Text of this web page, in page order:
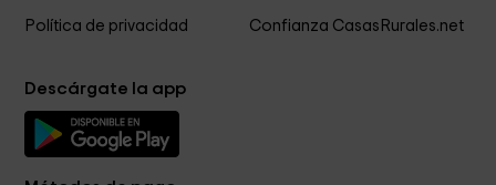
Política de privacidad Confianza CasasRurales.net
Descárgate la app